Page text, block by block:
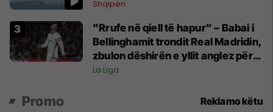
Shqipëri
"Rrufe në qiell të hapur" – Babai i
Bellinghamit trondit Real Madridin,
zbulon dëshirën e yllit anglez për
largim
La Liga
Promo Reklamo këtu